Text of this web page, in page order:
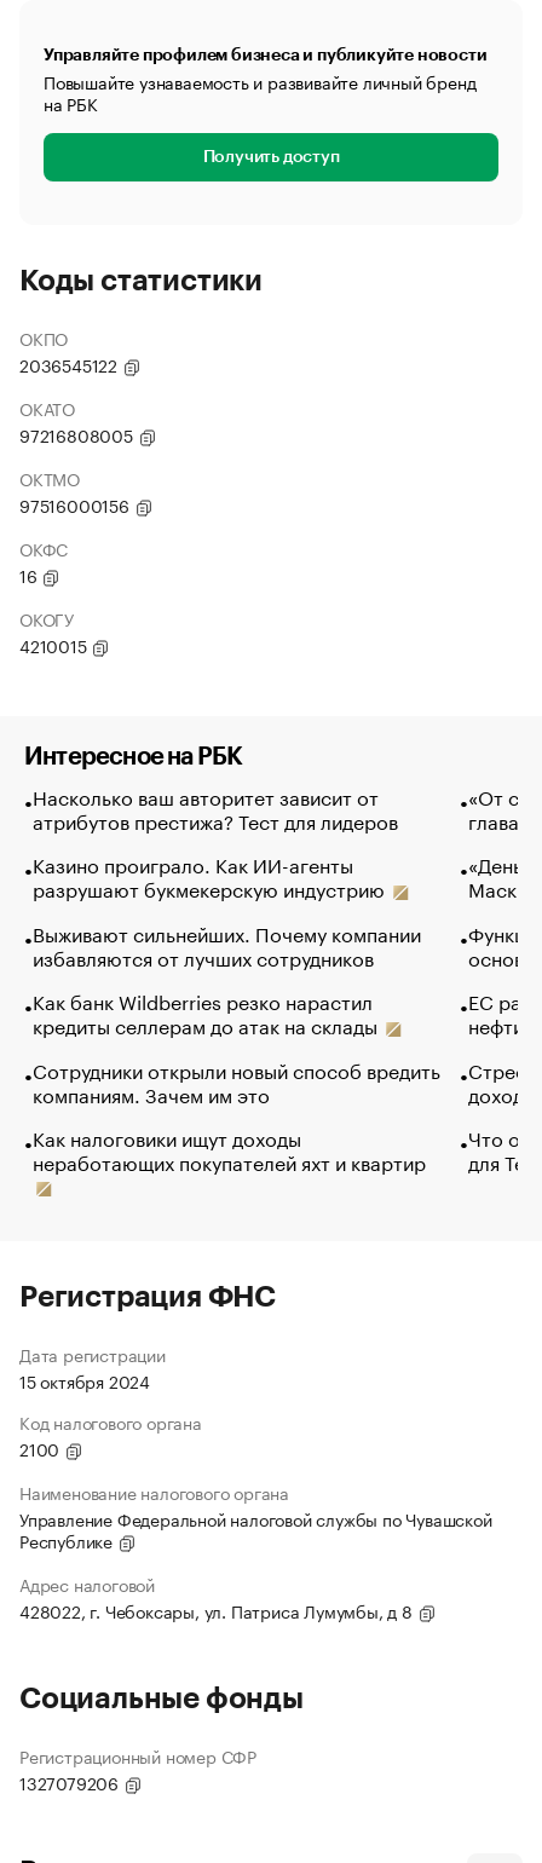
Управляйте профилем бизнеса и публикуйте новости
Повышайте узнаваемость и развивайте личный бренд
на РБК
Получить доступ
Коды статистики
ОКПО
2036545122
ОКАТО
97216808005
ОКТМО
97516000156
ОКФС
16
ОКОГУ
4210015
Интересное на РБК
Насколько ваш авторитет зависит от
атрибутов престижа? Тест для лидеров
Казино проиграло. Как ИИ-агенты
разрушают букмекерскую индустрию
Выживают сильнейших. Почему компании
избавляются от лучших сотрудников
Как банк Wildberries резко нарастил
кредиты селлерам до атак на склады
Сотрудники открыли новый способ вредить
компаниям. Зачем им это
Как налоговики ищут доходы
неработающих покупателей яхт и квартир
«От
глава
Маск в
основ
ЕС
нефти
Что
для
Регистрация ФНС
Дата регистрации
15 октября 2024
Код налогового органа
2100
Наименование налогового органа
Управление Федеральной налоговой службы по Чувашской
Республике
Адрес налоговой
428022, г. Чебоксары, ул. Патриса Лумумбы, д 8
Социальные фонды
Регистрационный номер СФР
1327079206